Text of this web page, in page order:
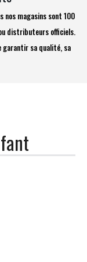
magasins sont 100
distributeurs officiels.
garantir sa qualité, sa